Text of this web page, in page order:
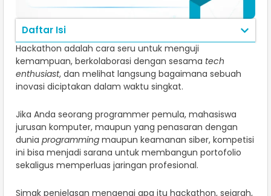
Daftar Isi
Hackathon adalah cara seru untuk menguji
kemampuan, berkolaborasi dengan sesama tech
enthusiast, dan melihat langsung bagaimana sebuah
inovasi diciptakan dalam waktu singkat.
Jika Anda seorang programmer pemula, mahasiswa
jurusan komputer, maupun yang penasaran dengan
dunia programming maupun keamanan siber, kompetisi
ini bisa menjadi sarana untuk membangun portofolio
sekaligus memperluas jaringan profesional.
Simak penjelasan mengenai apa itu hackathon, sejarah,